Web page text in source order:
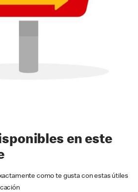
en este
como te gusta con estas útiles